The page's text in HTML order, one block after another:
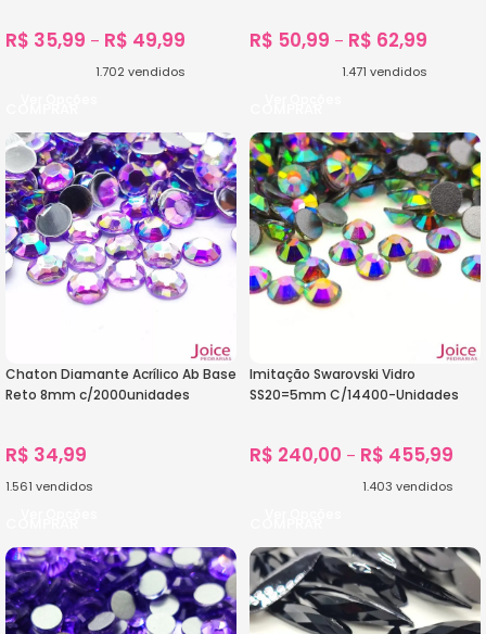
R$ 35,99 – R$ 49,99
1.702 vendidos
R$ 50,99 – R$ 62,99
1.471 vendidos
Chaton Diamante Acrílico Ab Base
Reto 8mm c/2000unidades
R$ 34,99
1.561 vendidos
Imitação Swarovski Vidro
SS20=5mm C/14400-Unidades
R$ 240,00 – R$ 455,99
1.403 vendidos